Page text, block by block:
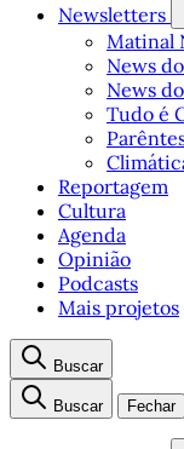
Newsletters
Matinal
News
News
Tudo é
Reportagem
Cultura
Agenda
Opinião
Podcasts
Mais projetos
Buscar
Buscar Fechar